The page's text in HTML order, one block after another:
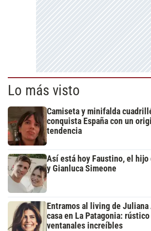
Lo más visto
Camiseta y minifalda
conquista España con un
tendencia
Así está hoy Faustino, el hijo
y Gianluca Simeone
Entramos al living de Juliana
casa en La Patagonia: rústico
ventanales increíbles